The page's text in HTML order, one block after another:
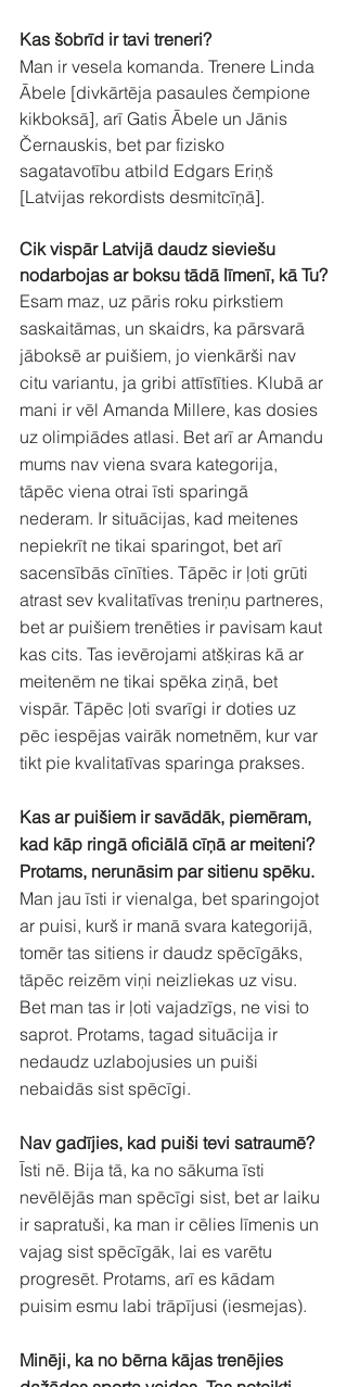
Kas šobrīd ir tavi treneri?
Man ir vesela komanda. Trenere Linda
Ābele [divkārtēja pasaules čempione
kikboksā], arī Gatis Ābele un Jānis
Černauskis, bet par fizisko
sagatavotību atbild Edgars Eriņš
[Latvijas rekordists desmitcīņā].
Cik vispār Latvijā daudz sieviešu
nodarbojas ar boksu tādā līmenī, kā Tu?
Esam maz, uz pāris roku pirkstiem
saskaitāmas, un skaidrs, ka pārsvarā
jāboksē ar puišiem, jo vienkārši nav
citu variantu, ja gribi attīstīties. Klubā ar
mani ir vēl Amanda Millere, kas dosies
uz olimpiādes atlasi. Bet arī ar Amandu
mums nav viena svara kategorija,
tāpēc viena otrai īsti sparingā
nederam. Ir situācijas, kad meitenes
nepiekrīt ne tikai sparingot, bet arī
sacensībās cīnīties. Tāpēc ir ļoti grūti
atrast sev kvalitatīvas treniņu partneres,
bet ar puišiem trenēties ir pavisam kaut
kas cits. Tas ievērojami atšķiras kā ar
meitenēm ne tikai spēka ziņā, bet
vispār. Tāpēc ļoti svarīgi ir doties uz
pēc iespējas vairāk nometnēm, kur var
tikt pie kvalitatīvas sparinga prakses.
Kas ar puišiem ir savādāk, piemēram,
kad kāp ringā oficiālā cīņā ar meiteni?
Protams, nerunāsim par sitienu spēku.
Man jau īsti ir vienalga, bet sparingojot
ar puisi, kurš ir manā svara kategorijā,
tomēr tas sitiens ir daudz spēcīgāks,
tāpēc reizēm viņi neizliekas uz visu.
Bet man tas ir ļoti vajadzīgs, ne visi to
saprot. Protams, tagad situācija ir
nedaudz uzlabojusies un puiši
nebaidās sist spēcīgi.
Nav gadījies, kad puiši tevi satraumē?
Īsti nē. Bija tā, ka no sākuma īsti
nevēlējās man spēcīgi sist, bet ar laiku
ir sapratuši, ka man ir cēlies līmenis un
vajag sist spēcīgāk, lai es varētu
progresēt. Protams, arī es kādam
puisim esmu labi trāpījusi (iesmejas).
Minēji, ka no bērna kājas trenējies